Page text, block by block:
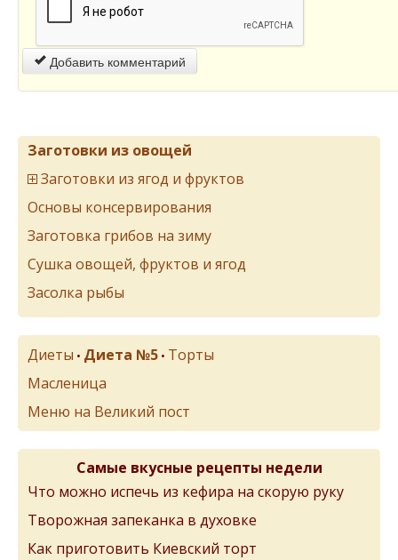
Добавить комментарий
Заготовки из овощей
Заготовки из ягод и фруктов
Основы консервирования
Заготовка грибов на зиму
Сушка овощей, фруктов и ягод
Засолка рыбы
Диеты • Диета №5 • Торты
Масленица
Меню на Великий пост
Самые вкусные рецепты недели
Что можно испечь из кефира на скорую руку
Творожная запеканка в духовке
Как приготовить Киевский торт